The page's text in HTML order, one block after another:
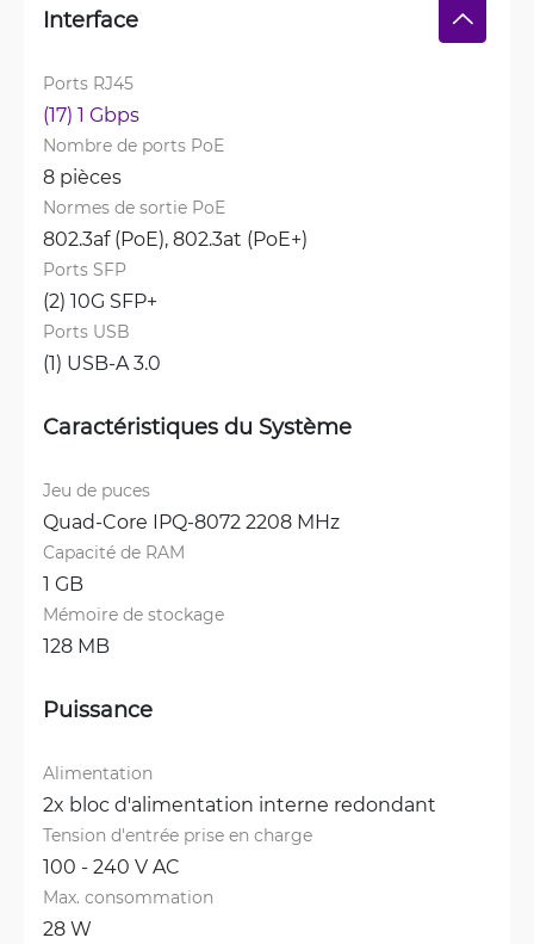
Interface
Ports RJ45
(17) 1 Gbps
Nombre de ports PoE
8 pièces
Normes de sortie PoE
802.3af (PoE), 802.3at (PoE+)
Ports SFP
(2) 10G SFP+
Ports USB
(1) USB-A 3.0
Caractéristiques du Système
Jeu de puces
Quad-Core IPQ-8072 2208 MHz
Capacité de RAM
1 GB
Mémoire de stockage
128 MB
Puissance
Alimentation
2x bloc d'alimentation interne redondant
Tension d'entrée prise en charge
100 - 240 V AC
Max. consommation
28 W